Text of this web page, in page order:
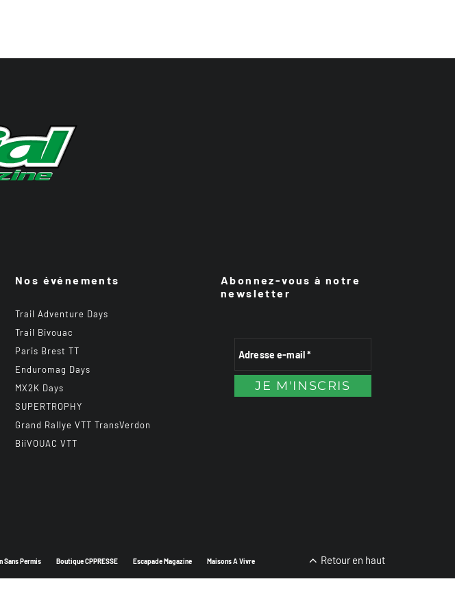
Nos événements
Trail Adventure Days
Trail Bivouac
Paris Brest TT
Enduromag Days
MX2K Days
SUPERTROPHY
Grand Rallye VTT TransVerdon
BiiVOUAC VTT
Abonnez-vous à notre
newsletter
Sans Permis Boutique CPPRESSE Escapade Magazine Maisons A Vivre Retour en haut